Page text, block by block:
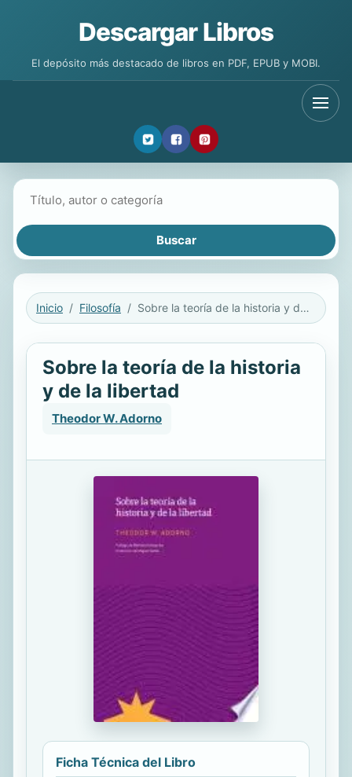
Descargar Libros
El depósito más destacado de libros en PDF, EPUB y MOBI.
Inicio Filosofía Sobre la teoría de la historia y de la libertad
Sobre la teoría de la historia
y de la libertad
Theodor W. Adorno
Ficha Técnica del Libro